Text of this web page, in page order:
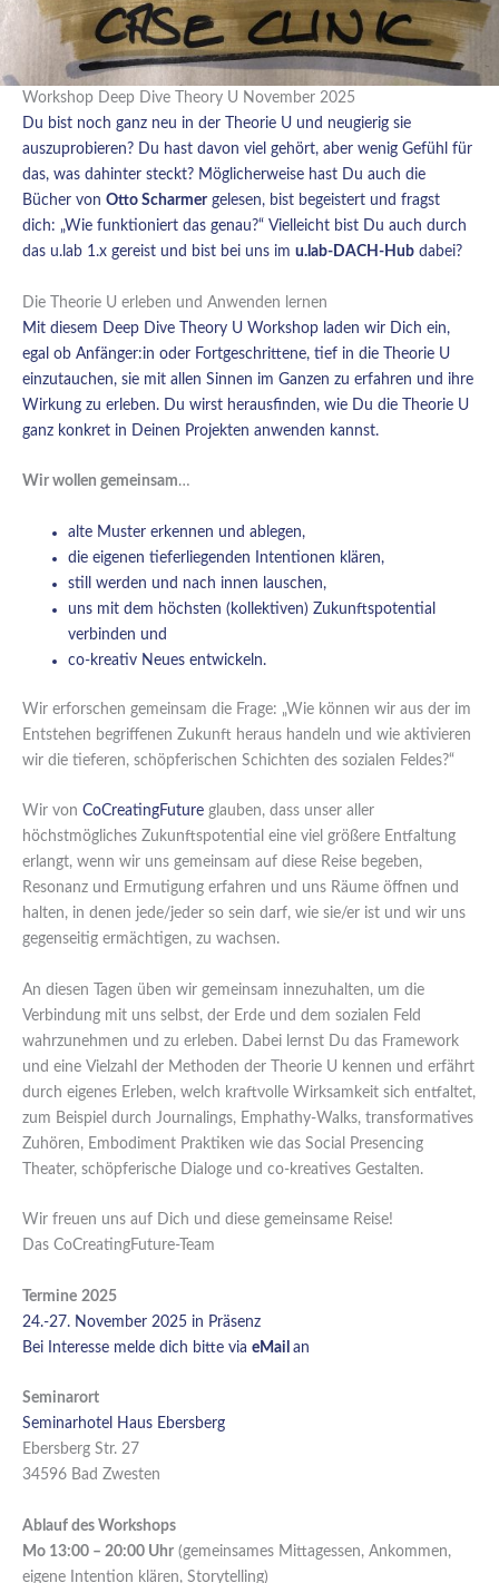
Workshop Deep Dive Theory U November 2025
Du bist noch ganz neu in der Theorie U und neugierig sie
auszuprobieren? Du hast davon viel gehört, aber wenig Gefühl für
das, was dahinter steckt? Möglicherweise hast Du auch die
Bücher von Otto Scharmergelesen, bist begeistert und fragst
dich: „Wie funktioniert das genau?“ Vielleicht bist Du auch durch
das u.lab 1.x gereist und bist bei uns im u.lab-DACH-Hub dabei?
Die Theorie U erleben und Anwenden lernen
Mit diesem Deep Dive Theory U Workshop laden wir Dich ein,
egal ob Anfänger:in oder Fortgeschrittene, tief in die Theorie U
einzutauchen, sie mit allen Sinnen im Ganzen zu erfahren und ihre
Wirkung zu erleben. Du wirst herausfinden, wie Du die Theorie U
ganz konkret in Deinen Projekten anwenden kannst.
Wir wollen gemeinsam…
alte Muster erkennen und ablegen,
die eigenen tieferliegenden Intentionen klären,
still werden und nach innen lauschen,
uns mit dem höchsten (kollektiven) Zukunftspotential
verbinden und
co-kreativ Neues entwickeln.
Wir erforschen gemeinsam die Frage: „Wie können wir aus der im
Entstehen begriffenen Zukunft heraus handeln und wie aktivieren
wir die tieferen, schöpferischen Schichten des sozialen Feldes?“
Wir von CoCreatingFuture glauben, dass unser aller
höchstmögliches Zukunftspotential eine viel größere Entfaltung
erlangt, wenn wir uns gemeinsam auf diese Reise begeben,
Resonanz und Ermutigung erfahren und uns Räume öffnen und
halten, in denen jede/jeder so sein darf, wie sie/er ist und wir uns
gegenseitig ermächtigen, zu wachsen.
An diesen Tagen üben wir gemeinsam innezuhalten, um die
Verbindung mit uns selbst, der Erde und dem sozialen Feld
wahrzunehmen und zu erleben. Dabei lernst Du das Framework
und eine Vielzahl der Methoden der Theorie U kennen und erfährt
durch eigenes Erleben, welch kraftvolle Wirksamkeit sich entfaltet,
zum Beispiel durch Journalings, Emphathy-Walks, transformatives
Zuhören, Embodiment Praktiken wie das Social Presencing
Theater, schöpferische Dialoge und co-kreatives Gestalten.
Wir freuen uns auf Dich und diese gemeinsame Reise!
Das CoCreatingFuture-Team
Termine 2025
24.-27. November 2025 in Präsenz
Bei Interesse melde dich bitte via eMail an
Seminarort
Seminarhotel Haus Ebersberg
Ebersberg Str. 27
34596 Bad Zwesten
Ablauf des Workshops
Mo 13:00 – 20:00 Uhr (gemeinsames Mittagessen, Ankommen,
eigene Intention klären, Storytelling)